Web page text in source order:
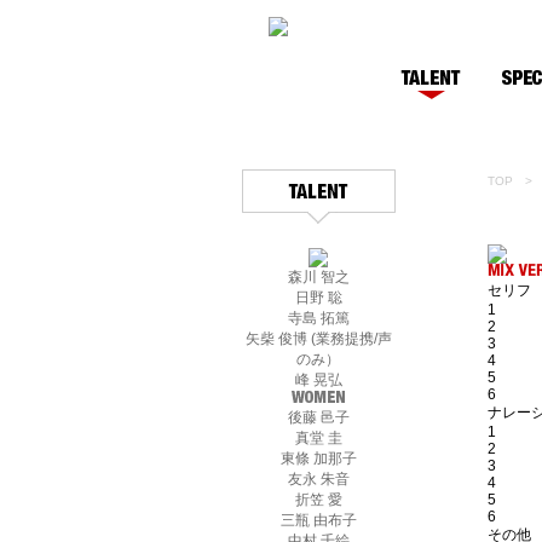
BLOG
CONTACT
TOP >
セリフ
1
2
3
4
5
6
ナレー
1
2
3
4
5
6
その他
森川 智之
日野 聡
寺島 拓篤
矢柴 俊博 (業務提携/声
のみ）
峰 晃弘
後藤 邑子
真堂 圭
東條 加那子
友永 朱音
折笠 愛
三瓶 由布子